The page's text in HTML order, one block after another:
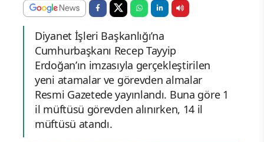
Diyanet İşleri Başkanlığı’na
Cumhurbaşkanı Recep Tayyip
Erdoğan’ın imzasıyla gerçekleştirilen
yeni atamalar ve görevden almalar
Resmi Gazetede yayınlandı. Buna göre 1
il müftüsü görevden alınırken, 14 il
müftüsü atandı.